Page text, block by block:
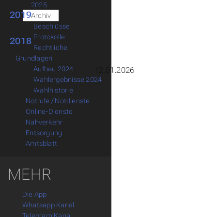
2019
2018
12.01.2026
2025
Archiv
Untermenu Beschlüsse
Beschlüsse
Untermenu Protokolle
Protokolle
Untermenu Rechtliche Grundlagen
Rechtliche
Grundlagen
Aufbau 2024
Wahlergebnisse 2024
Untermenu Wahlhistorie
Wahlhistorie
Notrufe / Notdienste
Online-Dienste
Nahverkehr
Entsorgung
Amtsblatt
MEHR
Die App
Whatsapp Kanal